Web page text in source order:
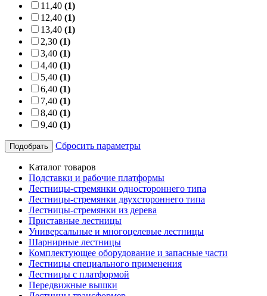
11,40 (1)
12,40 (1)
13,40 (1)
2,30 (1)
3,40 (1)
4,40 (1)
5,40 (1)
6,40 (1)
7,40 (1)
8,40 (1)
9,40 (1)
Подобрать Сбросить параметры
Каталог товаров
Подставки и рабочие платформы
Лестницы-стремянки одностороннего типа
Лестницы-стремянки двухстороннего типа
Лестницы-стремянки из дерева
Приставные лестницы
Универсальные и многоцелевые лестницы
Шарнирные лестницы
Комплектующее оборудование и запасные части
Лестницы специального применения
Лестницы с платформой
Передвижные вышки